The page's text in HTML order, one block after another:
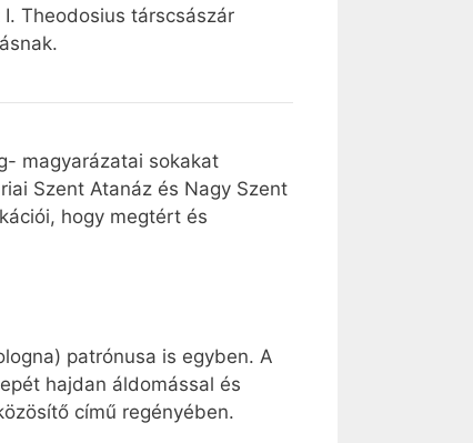
Theodosius társcsászár
magyarázatai sokakat
Szent Atanáz és Nagy Szent
hogy megtért és
patrónusa is egyben. A
hajdan áldomással és
című regényében.